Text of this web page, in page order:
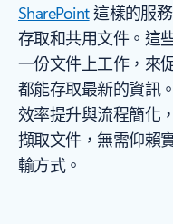
SharePoint這樣的服
存取和共用文件。這
一份文件上工作，來
都能存取最新的資訊
效率提升與流程簡化
擷取文件，無需仰賴
輸方式。